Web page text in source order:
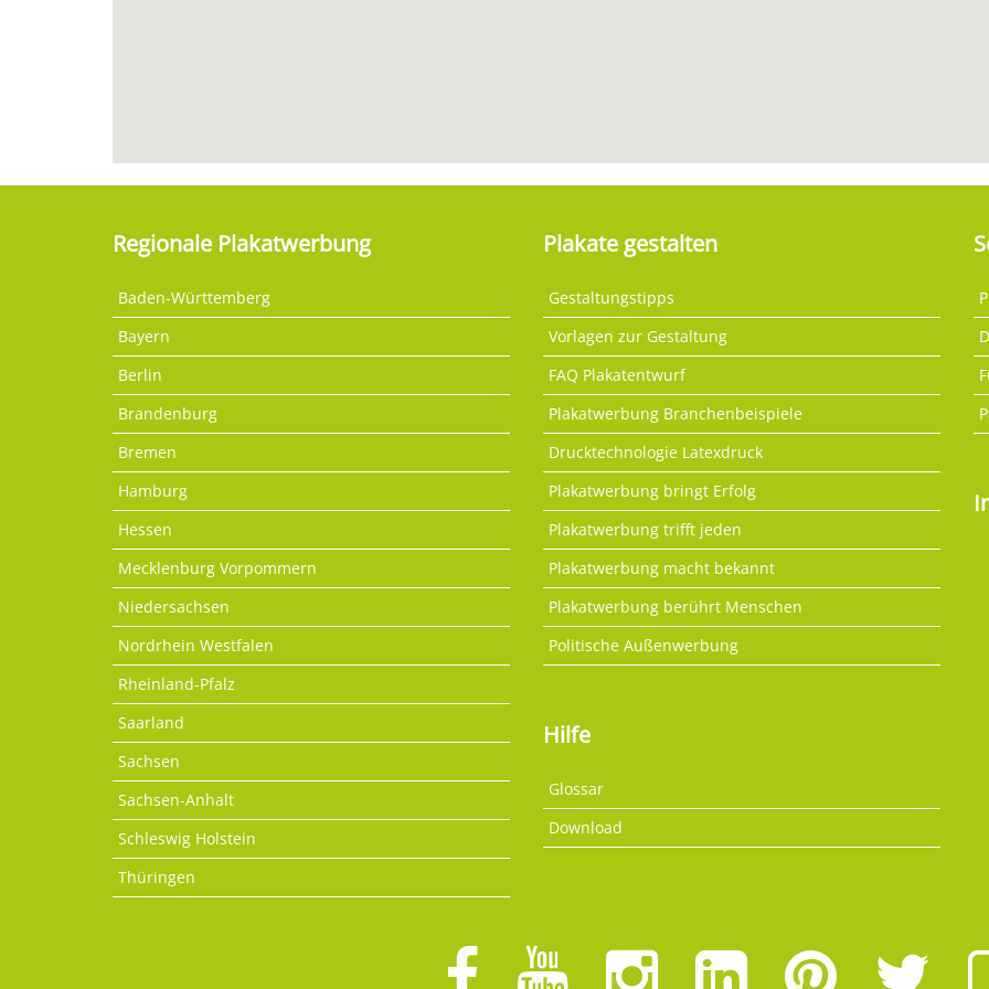
Regionale Plakatwerbung
Baden-Württemberg
Bayern
Berlin
Brandenburg
Bremen
Hamburg
Hessen
Mecklenburg Vorpommern
Niedersachsen
Nordrhein Westfalen
Rheinland-Pfalz
Saarland
Sachsen
Sachsen-Anhalt
Schleswig Holstein
Thüringen
Plakate gestalten
Gestaltungstipps
Vorlagen zur Gestaltung
FAQ Plakatentwurf
Plakatwerbung Branchenbeispiele
Drucktechnologie Latexdruck
Plakatwerbung bringt Erfolg
Plakatwerbung trifft jeden
Plakatwerbung macht bekannt
Plakatwerbung berührt Menschen
Politische Außenwerbung
Hilfe
Glossar
Download